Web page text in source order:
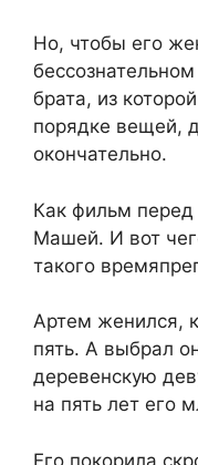
Но, чтобы его
брата, из
порядке вещей,
окончательно.
Как фильм перед
Машей. И вот
такого
Артем женился,
пять. А выбрал
деревенскую
на пять лет его
Его покорила